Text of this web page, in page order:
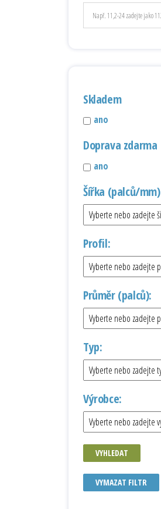
Skladem
ano
Doprava zdarma
ano
Šířka (palců/mm)
Profil:
Průměr (palců):
Typ:
Výrobce:
VYHLEDAT
VYMAZAT FILTR